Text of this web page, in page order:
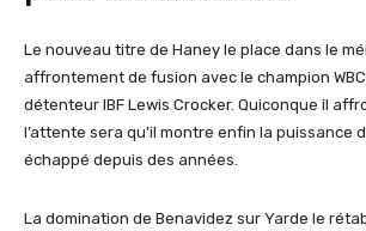
Le nouveau titre de Haney le place dans le
affrontement de fusion avec le champion
détenteur IBF Lewis Crocker. Quiconque il
l’attente sera qu’il montre enfin la puissance
échappé depuis des années.
La domination de Benavidez sur Yarde le